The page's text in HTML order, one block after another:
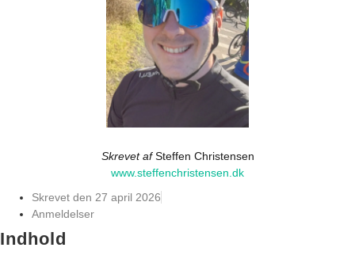
Skrevet afSteffen Christensen
www.steffenchristensen.dk
Skrevet den 27 april 2026
Anmeldelser
Indhold